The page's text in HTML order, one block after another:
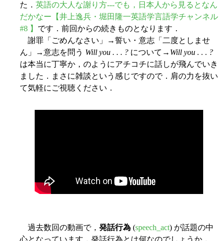
た． 英語の大人な謝り方---でも，日本人から見るとなん
だかなー【井上逸兵・堀田隆一英語学言語学チャンネル
#8 】 です．前回からの続きものとなります．
謝罪「ごめんなさい」→誓い・意志「二度としませ
ん」→意志を問う Will you . . . ? について→ Will you . . . ?
は本当に丁寧か，のようにアチコチに話しが飛んでいき
ました．まさに雑談という感じですので．肩の力を抜い
て気軽にご視聴ください．
過去数回の動画で， 発話行為 (speech_act) が話題の中